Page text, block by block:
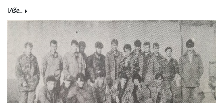
Više...